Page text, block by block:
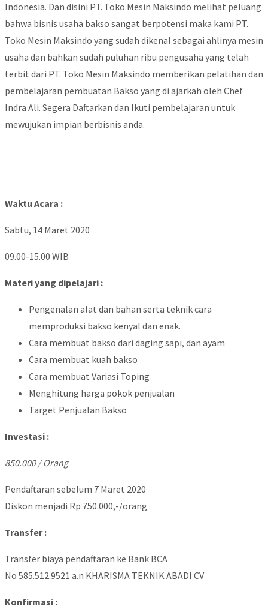
Indonesia. Dan disini PT. Toko Mesin Maksindo melihat peluang
bahwa bisnis usaha bakso sangat berpotensi maka kami PT.
Toko Mesin Maksindo yang sudah dikenal sebagai ahlinya mesin
usaha dan bahkan sudah puluhan ribu pengusaha yang telah
terbit dari PT. Toko Mesin Maksindo memberikan pelatihan dan
pembelajaran pembuatan Bakso yang di ajarkah oleh Chef
Indra Ali. Segera Daftarkan dan Ikuti pembelajaran untuk
mewujukan impian berbisnis anda.
Waktu Acara :
Sabtu, 14 Maret 2020
09.00-15.00 WIB
Materi yang dipelajari :
Pengenalan alat dan bahan serta teknik cara
memproduksi bakso kenyal dan enak.
Cara membuat bakso dari daging sapi, dan ayam
Cara membuat kuah bakso
Cara membuat Variasi Toping
Menghitung harga pokok penjualan
Target Penjualan Bakso
Investasi :
850.000 / Orang
Pendaftaran sebelum 7 Maret 2020
Diskon menjadi Rp 750.000,-/orang
Transfer :
Transfer biaya pendaftaran ke Bank BCA
No 585.512.9521 a.n KHARISMA TEKNIK ABADI CV
Konfirmasi :